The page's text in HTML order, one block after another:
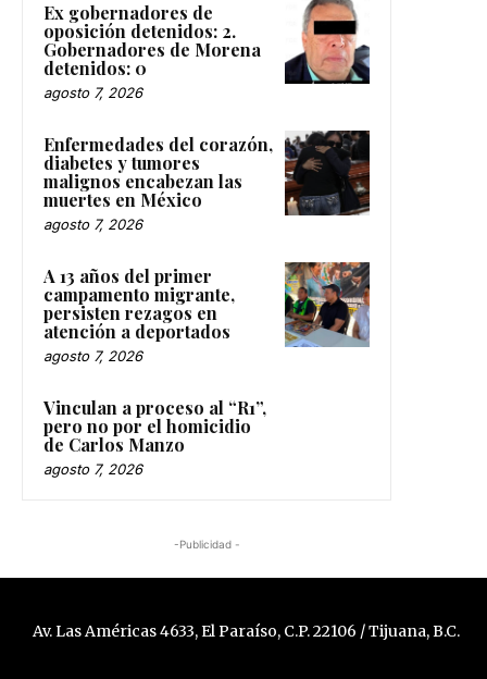
Ex gobernadores de
oposición detenidos: 2.
Gobernadores de Morena
detenidos: 0
agosto 7, 2026
Enfermedades del corazón,
diabetes y tumores
malignos encabezan las
muertes en México
agosto 7, 2026
A 13 años del primer
campamento migrante,
persisten rezagos en
atención a deportados
agosto 7, 2026
Vinculan a proceso al “R1”,
pero no por el homicidio
de Carlos Manzo
agosto 7, 2026
-Publicidad -
Av. Las Américas 4633, El Paraíso, C.P. 22106 / Tijuana, B.C.